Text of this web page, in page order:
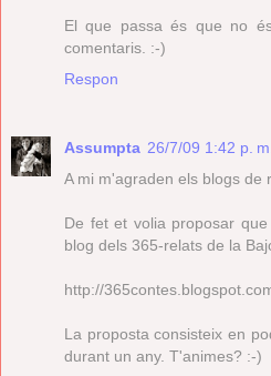
El que passa és que no
comentaris. :-)
Respon
Assumpta 26/7/09 1:42 p. m.
A mi m'agraden els blogs de
De fet et volia proposar
blog dels 365-relats de la
http://
La proposta consisteix en
durant un any. T'animes? :-)